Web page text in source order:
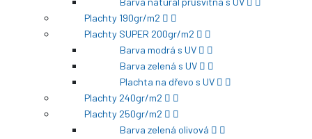
Plachty 190gr/m2
Plachty SUPER 200gr/m2
Barva modrá s UV
Barva zelená s UV
Plachta na dřevo s UV
Plachty 240gr/m2
Plachty 250gr/m2
Barva zelená olivová